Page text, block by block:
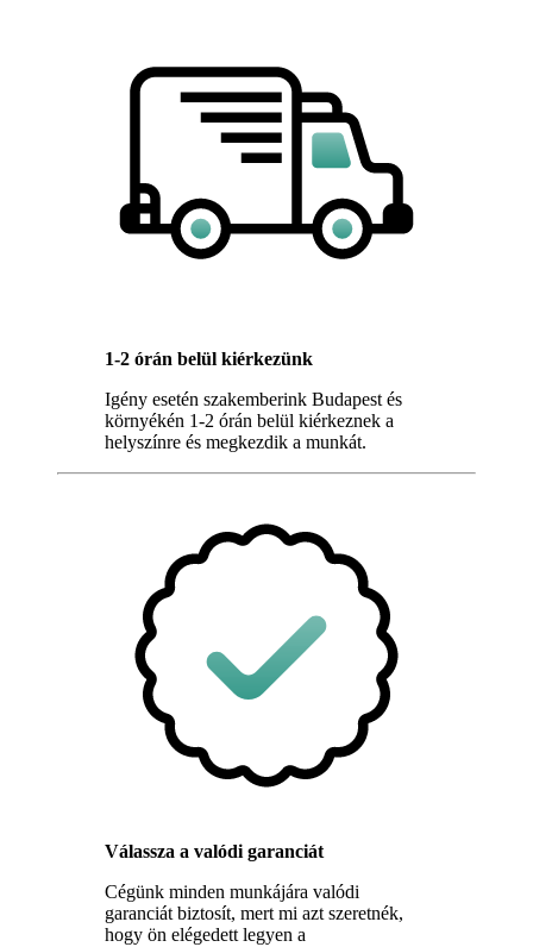
1-2 órán belül kiérkezünk
Igény esetén szakemberink Budapest és
környékén 1-2 órán belül kiérkeznek a
helyszínre és megkezdik a munkát.
Válassza a valódi garanciát
Cégünk minden munkájára valódi
garanciát biztosít, mert mi azt szeretnék,
hogy ön elégedett legyen a